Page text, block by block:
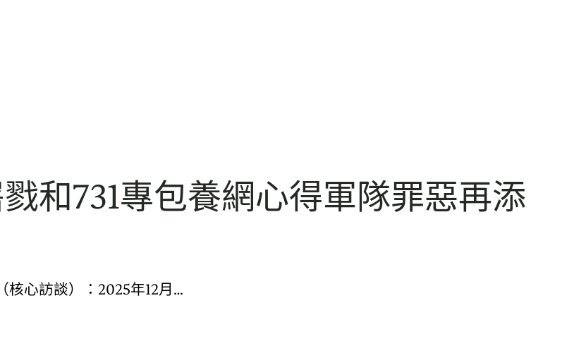
和731專包養網心得軍隊罪惡再添
核心訪談）：2025年12月…